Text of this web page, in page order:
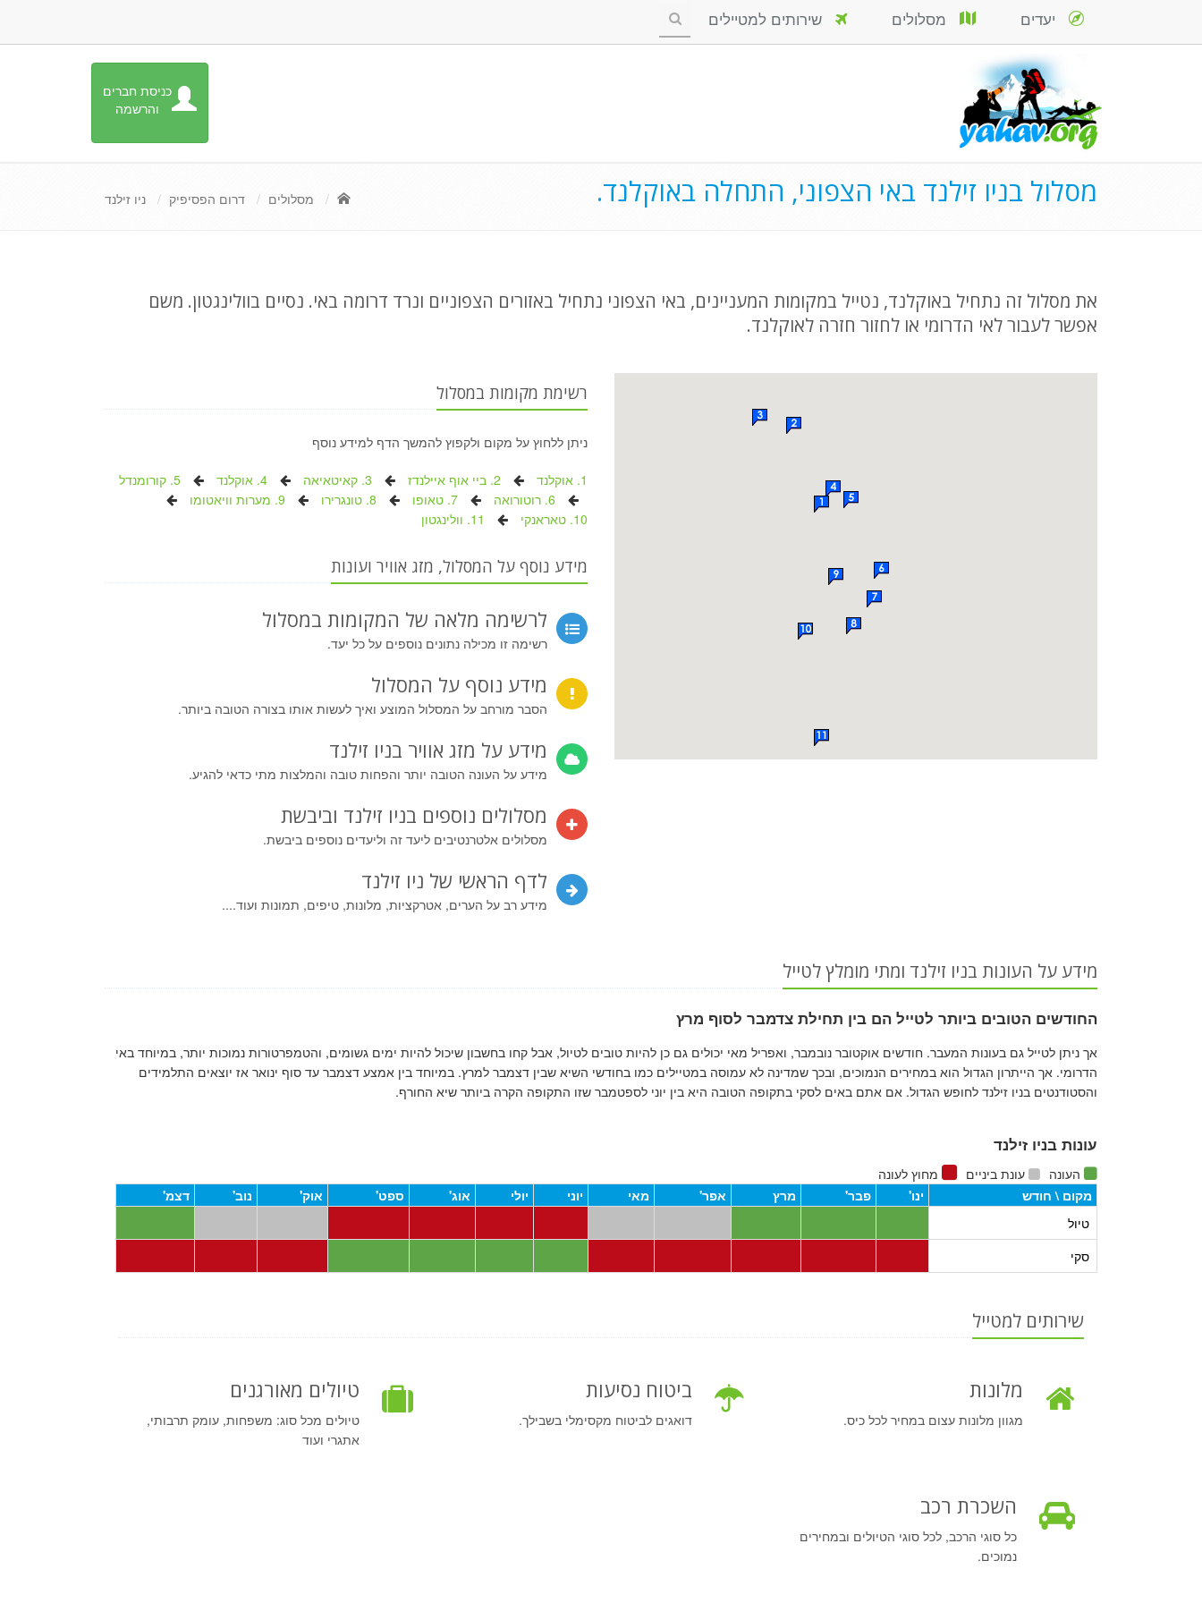
כניסת חברים
והרשמה
יעדים מסלולים שירותים למטיילים
מסלול בניו זילנד באי הצפוני, התחלה באוקלנד. מסלולים דרום הפסיפיק ניו זילנד
את מסלול זה נתחיל באוקלנד, נטייל במקומות המעניינים, באי הצפוני נתחיל באזורים הצפוניים ונרד דרומה באי. נסיים בוולינגטון. משם
אפשר לעבור לאי הדרומי או לחזור חזרה לאוקלנד.
רשימת מקומות במסלול
ניתן ללחוץ על מקום ולקפוץ להמשך הדף למידע נוסף
1. אוקלנד 2. ביי אוף איילנדז 3. קאיטאיאה 4. אוקלנד
5. קורומנדל
6. רוטורואה
7. טאופו 8. טונגרירו
9. מערות וויאטומו
10. טאראנקי
11. וולינגטון
מידע נוסף על המסלול, מזג אוויר ועונות
לרשימה מלאה של המקומות במסלול
רשימה זו מכילה נתונים נוספים על כל יעד.
מידע נוסף על המסלול
הסבר מורחב על המסלול המוצע ואיך לעשות אותו בצורה הטובה ביותר.
מידע על מזג אוויר בניו זילנד
מידע על העונה הטובה יותר והפחות טובה והמלצות מתי כדאי להגיע.
מסלולים נוספים בניו זילנד וביבשת
מסלולים אלטרנטיבים ליעד זה וליעדים נוספים ביבשת.
לדף הראשי של ניו זילנד
מידע רב על הערים, אטרקציות, מלונות, טיפים, תמונות ועוד....
מידע על העונות בניו זילנד ומתי מומלץ לטייל
החודשים הטובים ביותר לטייל הם בין תחילת צדמבר לסוף מרץ
אך ניתן לטייל גם בעונות המעבר. חודשים אוקטובר נובמבר, ואפריל מאי יכולים גם כן להיות טובים לטיול, אבל קחו בחשבון שיכול להיות ימים גשומים, והטמפרטורות נמוכות יותר, במיוחד באי
הדרומי. אך הייתרון הגדול הוא במחירים הנמוכים, ובכך שמדינה לא עמוסה במטיילים כמו בחודשי השיא שבין דצמבר למרץ. במיוחד בין אמצע דצמבר עד סוף ינואר אז יוצאים התלמידים
והסטודנטים בניו זילנד לחופש הגדול. אם אתם באים לסקי בתקופה הטובה היא בין יוני לספטמבר שזו התקופה הקרה ביותר שיא החורף.
עונות בניו זילנד
העונה עונת ביניים
מחוץ לעונה
מקום \ חודש
ינו' פבר' מרץ אפר' מאי יוני יולי אוג' ספט' אוק' נוב'
דצמ'
טיול
סקי
שירותים למטייל
מלונות
מגוון מלונות עצום במחיר לכל כיס.
ביטוח נסיעות
דואגים לביטוח מקסימלי בשבילך.
טיולים מאורגנים
טיולים מכל סוג: משפחות, עומק תרבותי,
אתגרי ועוד
השכרת רכב
כל סוגי הרכב, לכל סוגי הטיולים ובמחירים
נמוכים.